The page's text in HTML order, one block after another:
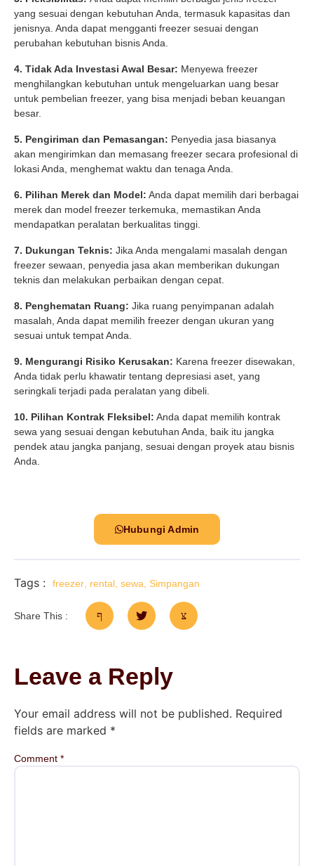
yang sesuai dengan kebutuhan Anda, termasuk kapasitas dan
jenisnya. Anda dapat mengganti freezer sesuai dengan
perubahan kebutuhan bisnis Anda.
4. Tidak Ada Investasi Awal Besar: Menyewa freezer
menghilangkan kebutuhan untuk mengeluarkan uang besar
untuk pembelian freezer, yang bisa menjadi beban keuangan
besar.
5. Pengiriman dan Pemasangan: Penyedia jasa biasanya
akan mengirimkan dan memasang freezer secara profesional di
lokasi Anda, menghemat waktu dan tenaga Anda.
6. Pilihan Merek dan Model: Anda dapat memilih dari berbagai
merek dan model freezer terkemuka, memastikan Anda
mendapatkan peralatan berkualitas tinggi.
7. Dukungan Teknis: Jika Anda mengalami masalah dengan
freezer sewaan, penyedia jasa akan memberikan dukungan
teknis dan melakukan perbaikan dengan cepat.
8. Penghematan Ruang: Jika ruang penyimpanan adalah
masalah, Anda dapat memilih freezer dengan ukuran yang
sesuai untuk tempat Anda.
9. Mengurangi Risiko Kerusakan: Karena freezer disewakan,
Anda tidak perlu khawatir tentang depresiasi aset, yang
seringkali terjadi pada peralatan yang dibeli.
10. Pilihan Kontrak Fleksibel: Anda dapat memilih kontrak
sewa yang sesuai dengan kebutuhan Anda, baik itu jangka
pendek atau jangka panjang, sesuai dengan proyek atau bisnis
Anda.
Hubungi Admin
Tags : freezer rental sewa Simpangan
Share This :
Leave a Reply
Your email address will not be published. Required
fields are marked *
Comment *